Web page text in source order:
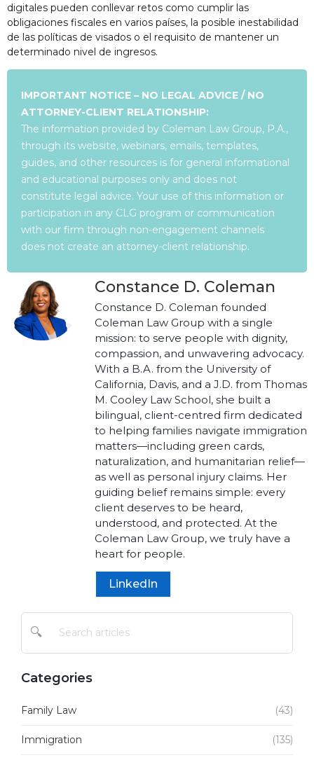
digitales pueden conllevar retos como cumplir las
obligaciones fiscales en varios países, la posible inestabilidad
de las políticas de visados o el requisito de mantener un
determinado nivel de ingresos.
IMPORTANT NOTICE – NO LEGAL ADVICE / NO
ATTORNEY-CLIENT RELATIONSHIP:
The information provided by Coleman Law Group, P.A.,
through its website, webinars, emails, templates,
guides, and other resources is for general informational
and educational purposes only and does not
constitute legal advice. Your use of this information or
participation in any CLG program or communication
with our firm through non-engagement channels
does not create an attorney-client relationship.
Constance D. Coleman
Constance D. Coleman founded
Coleman Law Group with a single
mission: to serve people with dignity,
compassion, and unwavering advocacy.
With a B.A. from the University of
California, Davis, and a J.D. from Thomas
M. Cooley Law School, she built a
bilingual, client-centred firm dedicated
to helping families navigate immigration
matters—including green cards,
naturalization, and humanitarian relief—
as well as personal injury claims. Her
guiding belief remains simple: every
client deserves to be heard,
understood, and protected. At the
Coleman Law Group, we truly have a
heart for people.
LinkedIn
🔍
Categories
Family Law (43)
Immigration (135)